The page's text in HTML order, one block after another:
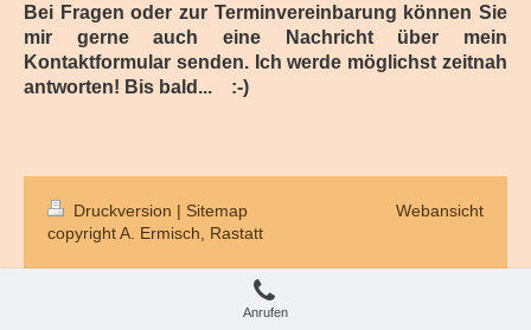
Bei Fragen oder zur Terminvereinbarung können Sie
mir gerne auch eine Nachricht über mein
Kontaktformular senden. Ich werde möglichst zeitnah
antworten! Bis bald... :-)
Druckversion | Sitemap
copyright A. Ermisch, Rastatt
Webansicht
Anrufen